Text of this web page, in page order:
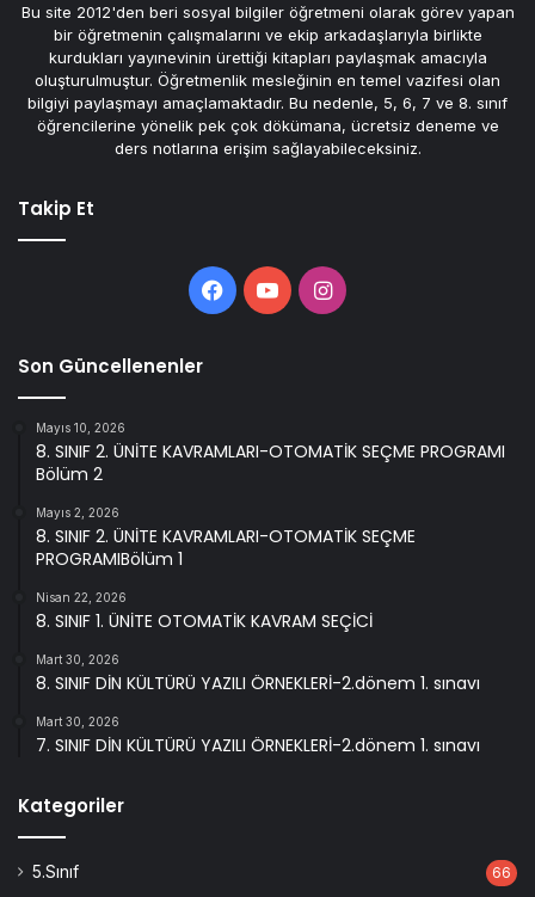
Bu site 2012'den beri sosyal bilgiler öğretmeni olarak görev yapan
bir öğretmenin çalışmalarını ve ekip arkadaşlarıyla birlikte
kurdukları yayınevinin ürettiği kitapları paylaşmak amacıyla
oluşturulmuştur. Öğretmenlik mesleğinin en temel vazifesi olan
bilgiyi paylaşmayı amaçlamaktadır. Bu nedenle, 5, 6, 7 ve 8. sınıf
öğrencilerine yönelik pek çok dökümana, ücretsiz deneme ve
ders notlarına erişim sağlayabileceksiniz.
Takip Et
Facebook
YouTubeInstagram
Son Güncellenenler
Mayıs 10, 2026
8. SINIF 2. ÜNİTE KAVRAMLARI-OTOMATİK SEÇME PROGRAMI
Bölüm 2
Mayıs 2, 2026
8. SINIF 2. ÜNİTE KAVRAMLARI-OTOMATİK SEÇME
PROGRAMIBölüm 1
Nisan 22, 2026
8. SINIF 1. ÜNİTE OTOMATİK KAVRAM SEÇİCİ
Mart 30, 2026
8. SINIF DİN KÜLTÜRÜ YAZILI ÖRNEKLERİ-2.dönem 1. sınavı
Mart 30, 2026
7. SINIF DİN KÜLTÜRÜ YAZILI ÖRNEKLERİ-2.dönem 1. sınavı
Kategoriler
5.Sınıf 66